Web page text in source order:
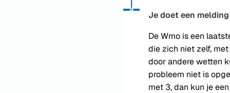
Je doet een
Status: Actief
Opvolgingsnummer:
4
De Wmo is een
die zich niet zelf,
door andere wetten
probleem niet is
met 3, dan kun je